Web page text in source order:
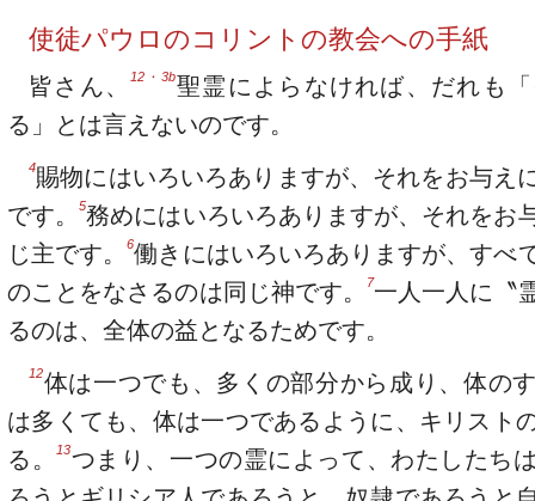
使徒パウロのコリントの教会への手紙
皆さん、12・3b聖霊によらなければ、だれも
る」とは言えないのです。
4賜物にはいろいろありますが、それをお与え
です。5務めにはいろいろありますが、それをお
じ主です。6働きにはいろいろありますが、すべ
のことをなさるのは同じ神です。
7一人一人に〝
るのは、全体の益となるためです。
12体は一つでも、多くの部分から成り、体の
は多くても、体は一つであるように、キリスト
る。13つまり、一つの霊によって、わたしたち